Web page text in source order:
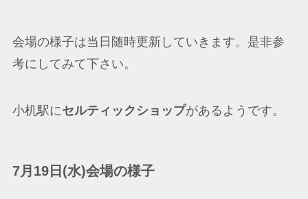
会場の様子は当日随時更新していきます。是非参
考にしてみて下さい。
小机駅にセルティックショップがあるようです。
7月19日(水)会場の様子